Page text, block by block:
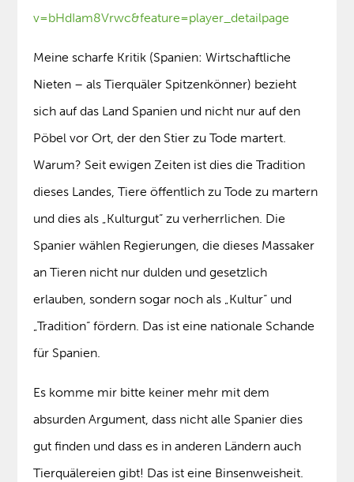
v=bHdIam8Vrwc&feature=player_detailpage
Meine scharfe Kritik (Spanien: Wirtschaftliche
Nieten – als Tierquäler Spitzenkönner) bezieht
sich auf das Land Spanien und nicht nur auf den
Pöbel vor Ort, der den Stier zu Tode martert.
Warum? Seit ewigen Zeiten ist dies die Tradition
dieses Landes, Tiere öffentlich zu Tode zu martern
und dies als „Kulturgut“ zu verherrlichen. Die
Spanier wählen Regierungen, die dieses Massaker
an Tieren nicht nur dulden und gesetzlich
erlauben, sondern sogar noch als „Kultur“ und
„Tradition“ fördern. Das ist eine nationale Schande
für Spanien.
Es komme mir bitte keiner mehr mit dem
absurden Argument, dass nicht alle Spanier dies
gut finden und dass es in anderen Ländern auch
Tierquälereien gibt! Das ist eine Binsenweisheit.